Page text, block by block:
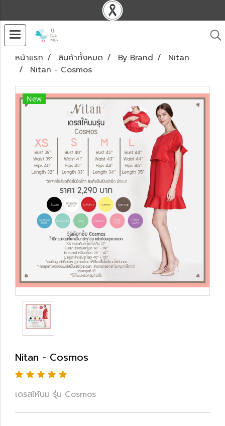
หน้าแรก สินค้าทั้งหมด By Brand
Nitan
Nitan - Cosmos
New
Nitan - Cosmos
เดรสให้นม รุ่น Cosmos